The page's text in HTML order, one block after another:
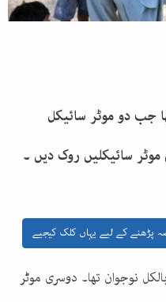
جب دو موٹر سائیکل
سائیکلیں روک دیں ۔
پڑھنے کے لیے یہاں کلک کیجیے
نوجوان تھا۔ دوسری موٹر